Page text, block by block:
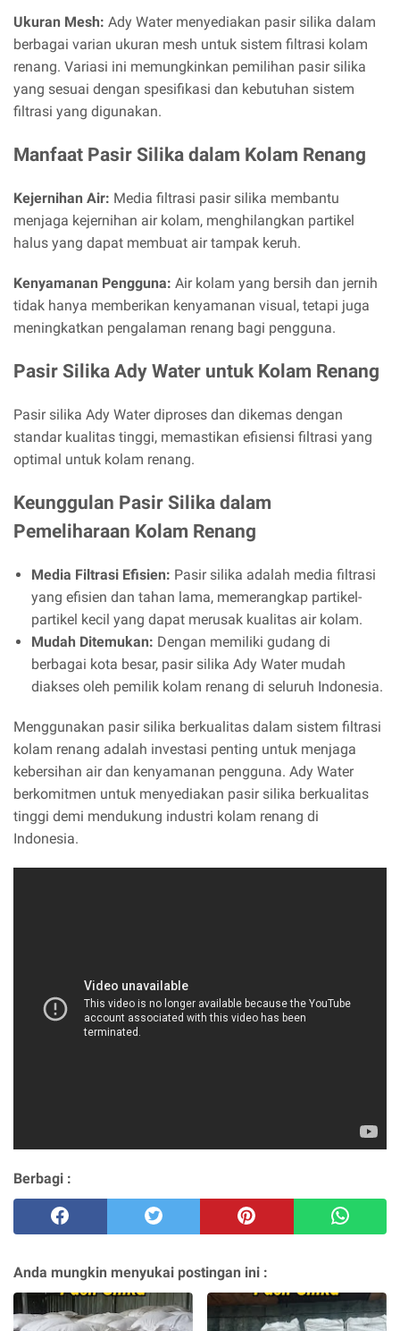
Ukuran Mesh: Ady Water menyediakan pasir silika dalam
berbagai varian ukuran mesh untuk sistem filtrasi kolam
renang. Variasi ini memungkinkan pemilihan pasir silika
yang sesuai dengan spesifikasi dan kebutuhan sistem
filtrasi yang digunakan.
Manfaat Pasir Silika dalam Kolam Renang
Kejernihan Air: Media filtrasi pasir silika membantu
menjaga kejernihan air kolam, menghilangkan partikel
halus yang dapat membuat air tampak keruh.
Kenyamanan Pengguna: Air kolam yang bersih dan jernih
tidak hanya memberikan kenyamanan visual, tetapi juga
meningkatkan pengalaman renang bagi pengguna.
Pasir Silika Ady Water untuk Kolam Renang
Pasir silika Ady Water diproses dan dikemas dengan
standar kualitas tinggi, memastikan efisiensi filtrasi yang
optimal untuk kolam renang.
Keunggulan Pasir Silika dalam
Pemeliharaan Kolam Renang
Media Filtrasi Efisien: Pasir silika adalah media filtrasi
yang efisien dan tahan lama, memerangkap partikel-
partikel kecil yang dapat merusak kualitas air kolam.
Mudah Ditemukan: Dengan memiliki gudang di
berbagai kota besar, pasir silika Ady Water mudah
diakses oleh pemilik kolam renang di seluruh Indonesia.
Menggunakan pasir silika berkualitas dalam sistem filtrasi
kolam renang adalah investasi penting untuk menjaga
kebersihan air dan kenyamanan pengguna. Ady Water
berkomitmen untuk menyediakan pasir silika berkualitas
tinggi demi mendukung industri kolam renang di
Indonesia.
Berbagi :
Anda mungkin menyukai postingan ini :